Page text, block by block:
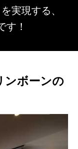
実現する、
！
ンボーンの